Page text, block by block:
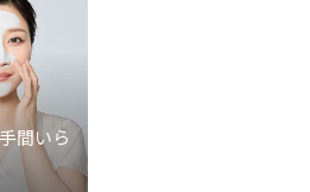
間いら